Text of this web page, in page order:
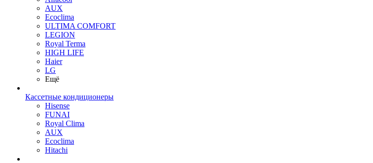
AUX
Ecoclima
ULTIMA COMFORT
LEGION
Royal Terma
HIGH LIFE
Haier
LG
Ещё
Кассетные кондиционеры
Hisense
FUNAI
Royal Clima
AUX
Ecoclima
Hitachi